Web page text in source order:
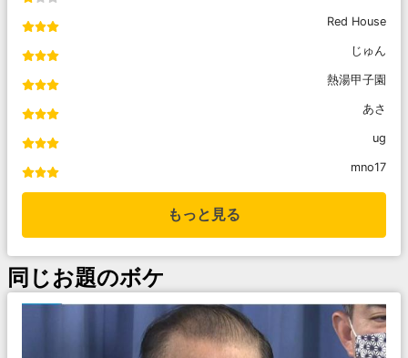
Red House
じゅん
熱湯甲子園
あさ
ug
mno17
もっと見る
同じお題のボケ